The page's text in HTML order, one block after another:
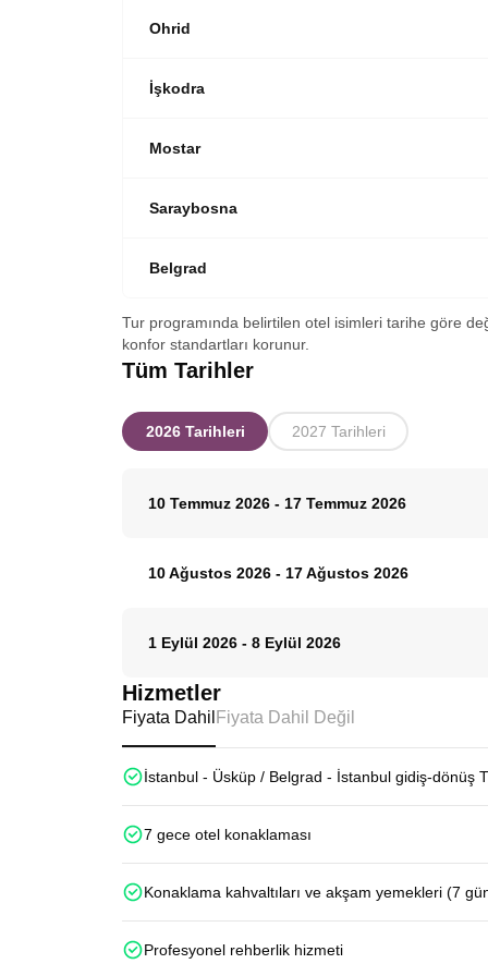
Ohrid
İşkodra
Mostar
Saraybosna
Belgrad
Tur programında belirtilen otel isimleri tarihe göre
konfor standartları korunur.
Tüm Tarihler
2026 Tarihleri 2027 Tarihleri
10 Temmuz 2026 - 17 Temmuz 2026
10 Ağustos 2026 - 17 Ağustos 2026
1 Eylül 2026 - 8 Eylül 2026
Hizmetler
Fiyata Dahil Fiyata Dahil Değil
İstanbul - Üsküp / Belgrad - İstanbul gidiş-dönüş
7 gece otel konaklaması
Konaklama kahvaltıları ve akşam yemekleri (7
Profesyonel rehberlik hizmeti